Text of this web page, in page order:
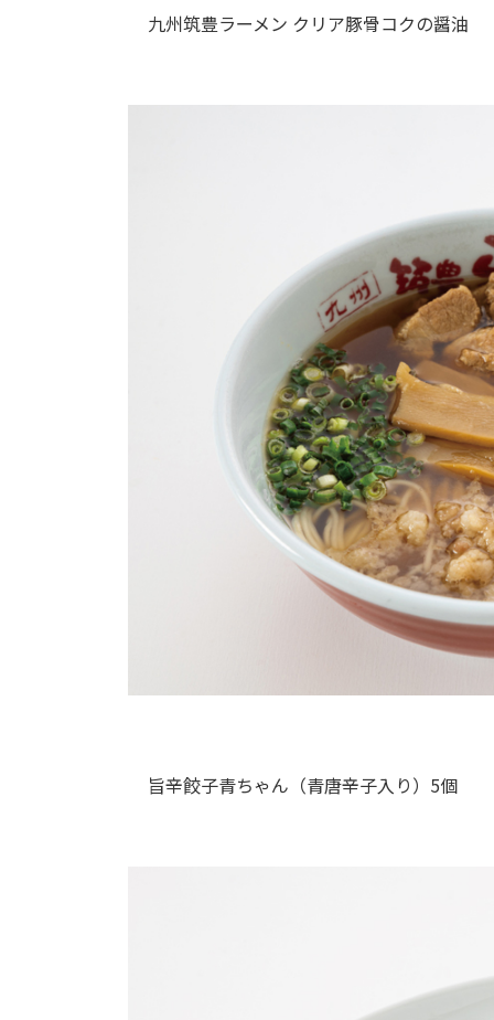
九州筑豊ラーメン クリア豚骨コクの醤油
旨辛餃子青ちゃん（青唐辛子入り）5個